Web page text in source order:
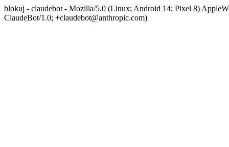
blokuj - claudebot - Mozilla/5.0 (Linux; Android 14; Pixel 8)
ClaudeBot/1.0; +claudebot@anthropic.com)